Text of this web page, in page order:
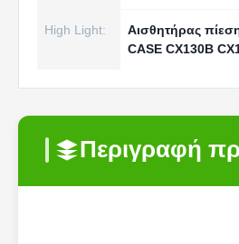
High Light: Αισθητήρας
CASE CX130B
Περιγραφή